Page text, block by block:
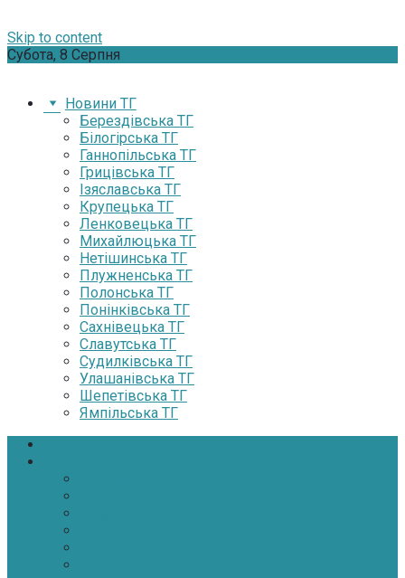
Skip to content
Субота, 8 Серпня
Новини ТГ
Берездівська ТГ
Білогірська ТГ
Ганнопільська ТГ
Грицівська ТГ
Ізяславська ТГ
Крупецька ТГ
Ленковецька ТГ
Михайлюцька ТГ
Нетішинська ТГ
Плужненська ТГ
Полонська ТГ
Понінківська ТГ
Сахнівецька ТГ
Славутська ТГ
Судилківська ТГ
Улашанівська ТГ
Шепетівська ТГ
Ямпільська ТГ